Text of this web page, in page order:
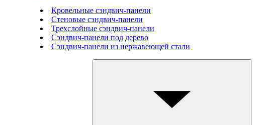
Кровельные сэндвич-панели
Стеновые cэндвич-панели
Трехслойные сэндвич-панели
Сэндвич-панели под дерево
Сэндвич-панели из нержавеющей стали